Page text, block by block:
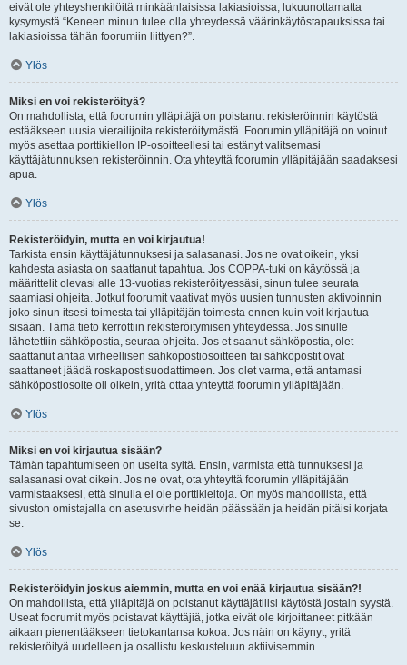
eivät ole yhteyshenkilöitä minkäänlaisissa lakiasioissa, lukuunottamatta
kysymystä “Keneen minun tulee olla yhteydessä väärinkäytöstapauksissa tai
lakiasioissa tähän foorumiin liittyen?”.
Ylös
Miksi en voi rekisteröityä?
On mahdollista, että foorumin ylläpitäjä on poistanut rekisteröinnin käytöstä
estääkseen uusia vierailijoita rekisteröitymästä. Foorumin ylläpitäjä on voinut
myös asettaa porttikiellon IP-osoitteellesi tai estänyt valitsemasi
käyttäjätunnuksen rekisteröinnin. Ota yhteyttä foorumin ylläpitäjään saadaksesi
apua.
Ylös
Rekisteröidyin, mutta en voi kirjautua!
Tarkista ensin käyttäjätunnuksesi ja salasanasi. Jos ne ovat oikein, yksi
kahdesta asiasta on saattanut tapahtua. Jos COPPA-tuki on käytössä ja
määrittelit olevasi alle 13-vuotias rekisteröityessäsi, sinun tulee seurata
saamiasi ohjeita. Jotkut foorumit vaativat myös uusien tunnusten aktivoinnin
joko sinun itsesi toimesta tai ylläpitäjän toimesta ennen kuin voit kirjautua
sisään. Tämä tieto kerrottiin rekisteröitymisen yhteydessä. Jos sinulle
lähetettiin sähköpostia, seuraa ohjeita. Jos et saanut sähköpostia, olet
saattanut antaa virheellisen sähköpostiosoitteen tai sähköpostit ovat
saattaneet jäädä roskapostisuodattimeen. Jos olet varma, että antamasi
sähköpostiosoite oli oikein, yritä ottaa yhteyttä foorumin ylläpitäjään.
Ylös
Miksi en voi kirjautua sisään?
Tämän tapahtumiseen on useita syitä. Ensin, varmista että tunnuksesi ja
salasanasi ovat oikein. Jos ne ovat, ota yhteyttä foorumin ylläpitäjään
varmistaaksesi, että sinulla ei ole porttikieltoja. On myös mahdollista, että
sivuston omistajalla on asetusvirhe heidän päässään ja heidän pitäisi korjata
se.
Ylös
Rekisteröidyin joskus aiemmin, mutta en voi enää kirjautua sisään?!
On mahdollista, että ylläpitäjä on poistanut käyttäjätilisi käytöstä jostain syystä.
Useat foorumit myös poistavat käyttäjiä, jotka eivät ole kirjoittaneet pitkään
aikaan pienentääkseen tietokantansa kokoa. Jos näin on käynyt, yritä
rekisteröityä uudelleen ja osallistu keskusteluun aktiivisemmin.